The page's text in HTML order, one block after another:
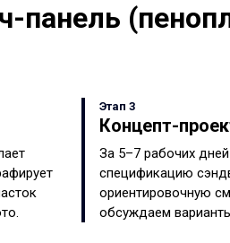
панель
Этап 3
Концепт-
За 5–7 рабочих
спецификацию
ориентировочную
обсуждаем